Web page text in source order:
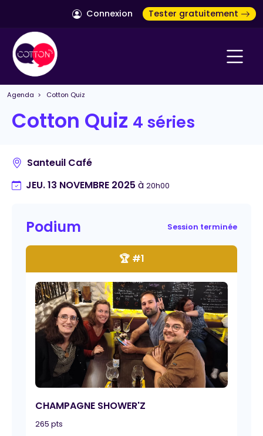
Connexion Tester gratuitement
Agenda > Cotton Quiz
Cotton Quiz 4 séries
Santeuil Café
JEU. 13 NOVEMBRE 2025 à 20h00
Podium Session terminée
🏆 #1
CHAMPAGNE SHOWER'Z
265 pts